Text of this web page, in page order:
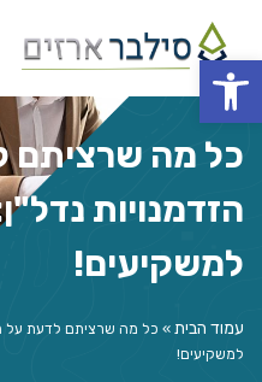
פתח סרגל נגישות
כל מה שרציתם
הזדמנויות
למשקיעים!
עמוד הבית » כל מה שרציתם לדעת על
למשקיעים!